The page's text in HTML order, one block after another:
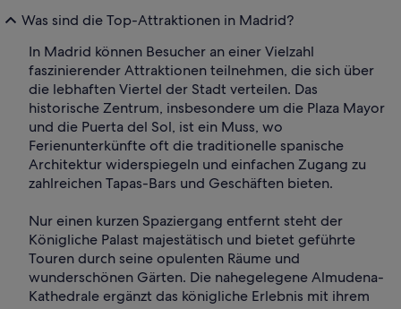
Was sind die Top-Attraktionen in Madrid?
In Madrid können Besucher an einer Vielzahl
faszinierender Attraktionen teilnehmen, die sich über
die lebhaften Viertel der Stadt verteilen. Das
historische Zentrum, insbesondere um die Plaza Mayor
und die Puerta del Sol, ist ein Muss, wo
Ferienunterkünfte oft die traditionelle spanische
Architektur widerspiegeln und einfachen Zugang zu
zahlreichen Tapas-Bars und Geschäften bieten.
Nur einen kurzen Spaziergang entfernt steht der
Königliche Palast majestätisch und bietet geführte
Touren durch seine opulenten Räume und
wunderschönen Gärten. Die nahegelegene Almudena-
Kathedrale ergänzt das königliche Erlebnis mit ihrem